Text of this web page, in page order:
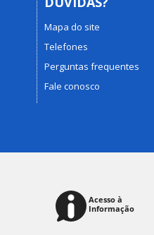
Mapa do site
Telefones
Perguntas frequentes
Fale conosco